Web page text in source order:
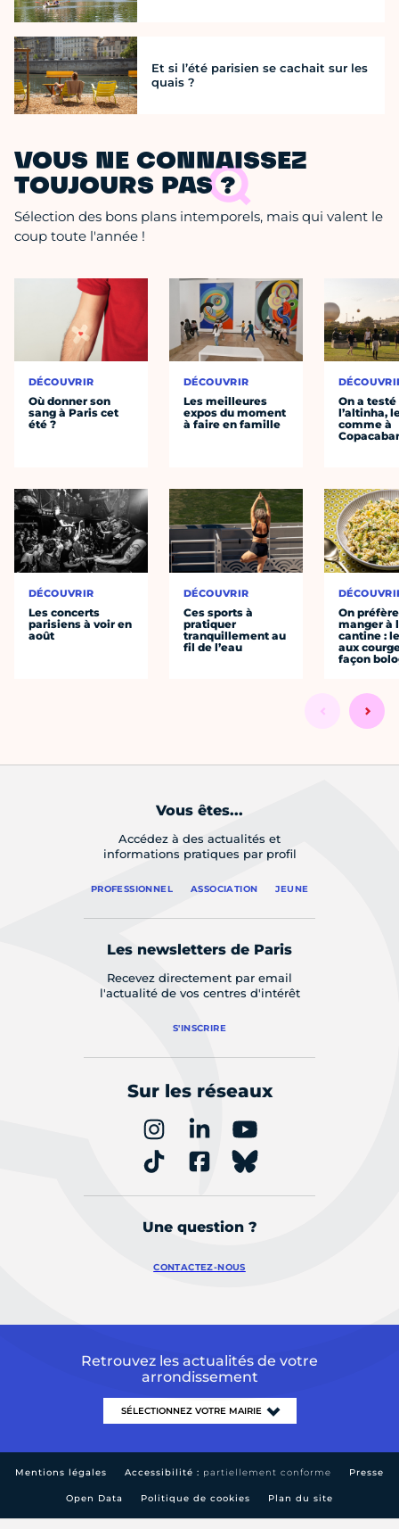
Et si l’été parisien se cachait sur les
quais ?
VOUS NE CONNAISSEZ
TOUJOURS PAS ?
Sélection des bons plans intemporels, mais qui valent le
coup toute l'année !
DÉCOUVRIR
Où donner son
sang à Paris cet
été ?
DÉCOUVRIR
Les concerts
parisiens à voir en
août
DÉCOUVRIR
Les meilleures
expos du moment
à faire en famille
DÉCOUVRIR
Ces sports à
pratiquer
tranquillement au
fil de l’eau
On a testé
l’altinha,
comme à
On préfère
manger à
cantine :
aux
façon
Vous êtes...
Accédez à des actualités et
informations pratiques par profil
PROFESSIONNEL ASSOCIATION JEUNE
Les newsletters de Paris
Recevez directement par email
l'actualité de vos centres d'intérêt
S'INSCRIRE
Sur les réseaux
Une question ?
CONTACTEZ-NOUS
Retrouvez les actualités de votre
arrondissement
Mentions légales Accessibilité : partiellement conforme Presse
Open Data Politique de cookies Plan du site